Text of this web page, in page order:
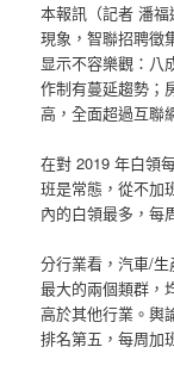
本報訊（記者 潘福
現象，智聯招聘徵
显示不容樂觀：八
作制有蔓延趨勢；
高，全面超過互聯
在對 2019 年白領
班是常態，從不加
內的白領最多，每
分行業看，汽車/
最大的兩個類群，
高於其他行業。輿
排名第五，每周加